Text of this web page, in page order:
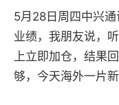
5月28日周四中兴
业绩，我朋友说，
上立即加仓，结果
够，今天海外一片